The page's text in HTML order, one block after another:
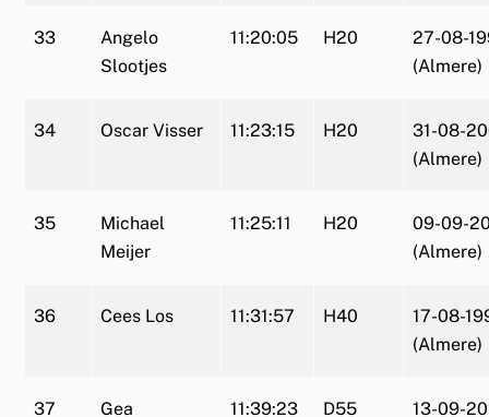
33
Angelo
Slootjes
11:20:05 H20
27-08-
(Almere)
34 Oscar Visser 11:23:15 H20
31-08-
(Almere)
35
Michael
Meijer
11:25:11 H20
09-09-
(Almere)
36 Cees Los 11:31:57 H40
17-08-
(Almere)
37
Gea
11:39:23 D55
13-09-